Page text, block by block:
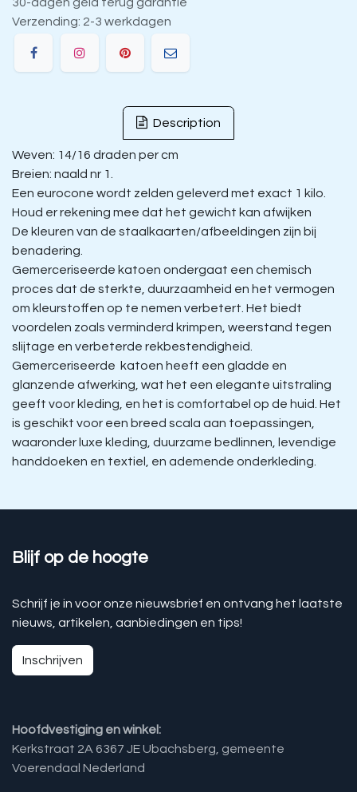
Verzending: 2-3 werkdagen
Description
Weven: 14/16 draden per cm
Breien: naald nr 1.
Een eurocone wordt zelden geleverd met exact 1 kilo.
Houd er rekening mee dat het gewicht kan afwijken
De kleuren van de staalkaarten/afbeeldingen zijn bij
benadering.
Gemerceriseerde katoen ondergaat een chemisch
proces dat de sterkte, duurzaamheid en het vermogen
om kleurstoffen op te nemen verbetert. Het biedt
voordelen zoals verminderd krimpen, weerstand tegen
slijtage en verbeterde rekbestendigheid.
Gemerceriseerde katoen heeft een gladde en
glanzende afwerking, wat het een elegante uitstraling
geeft voor kleding, en het is comfortabel op de huid. Het
is geschikt voor een breed scala aan toepassingen,
waaronder luxe kleding, duurzame bedlinnen, levendige
handdoeken en textiel, en ademende onderkleding.
Blijf op de hoogte
Schrijf je in voor onze nieuwsbrief en ontvang het laatste
nieuws, artikelen, aanbiedingen en tips!
Inschrijven
Hoofdvestiging en winkel:
Kerkstraat 2A 6367 JE Ubachsberg, gemeente
Voerendaal Nederland